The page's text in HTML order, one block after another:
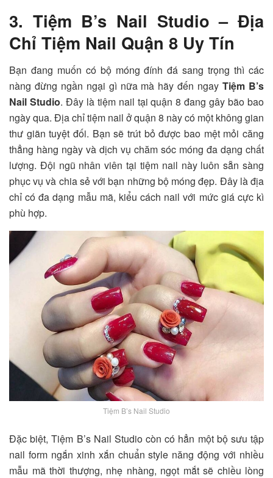
3. Tiệm B’s Nail Studio – Địa
Chỉ Tiệm Nail Quận 8 Uy Tín
Bạn đang muốn có bộ móng đính đá sang trọng thì các
nàng đừng ngần ngại gì nữa mà hãy đến ngayTiệm B’s
Nail Studio. Đây là tiệm nail tại quận 8 đang gây bão bao
ngày qua. Địa chỉ tiệm nail ở quận 8 này có một không gian
thư giãn tuyệt đối. Bạn sẽ trút bỏ được bao mệt mỏi căng
thẳng hàng ngày và dịch vụ chăm sóc móng đa dạng chất
lượng. Đội ngũ nhân viên tại tiệm nail này luôn sẵn sàng
phục vụ và chia sẻ với bạn những bộ móng đẹp. Đây là địa
chỉ có đa dạng mẫu mã, kiểu cách nail với mức giá cực kì
phù hợp.
Tiệm B’s Nail Studio
Đặc biệt,Tiệm B’s Nail Studiocòn có hẳn một bộ sưu tập
nail form ngắn xinh xắn chuẩn style năng động với nhiều
mẫu mã thời thượng, nhẹ nhàng, ngọt mắt sẽ chiều lòng